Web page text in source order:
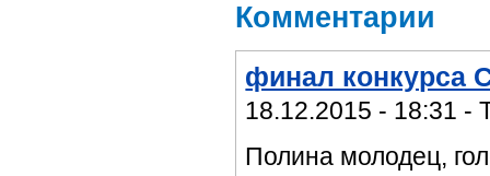
Комментарии
финал конкурса
18.12.2015 - 18:31 -
Полина молодец,